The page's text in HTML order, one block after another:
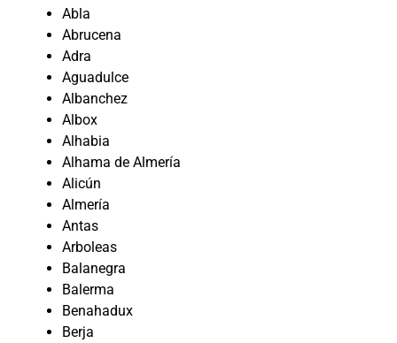
Abla
Abrucena
Adra
Aguadulce
Albanchez
Albox
Alhabia
Alhama de Almería
Alicún
Almería
Antas
Arboleas
Balanegra
Balerma
Benahadux
Berja